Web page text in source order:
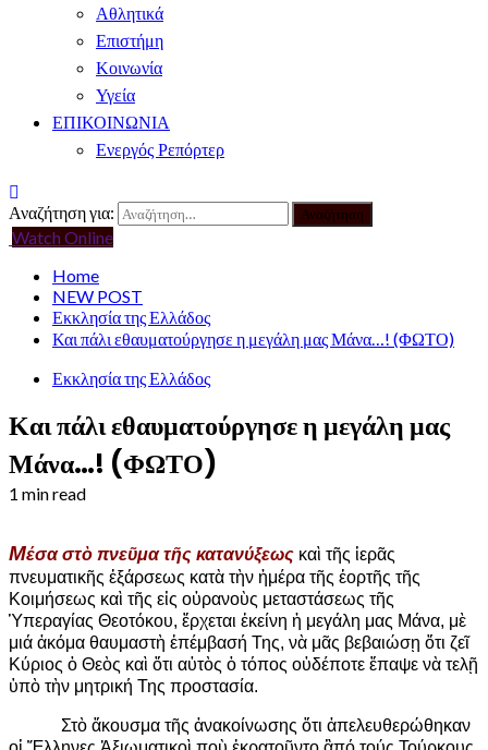
Αθλητικά
Επιστήμη
Κοινωνία
Υγεία
ΕΠΙΚΟΙΝΩΝΙΑ
Ενεργός Ρεπόρτερ
Αναζήτηση για:
Watch Online
Home
NEW POST
Εκκλησία της Ελλάδος
Και πάλι εθαυματούργησε η μεγάλη μας Μάνα…! (ΦΩΤΟ)
Εκκλησία της Ελλάδος
Και πάλι εθαυματούργησε η μεγάλη μας
Μάνα…! (ΦΩΤΟ)
1 min read
Μέσα στὸ πνεῦμα τῆς κατανύξεως καὶ τῆς ἱερᾶς
πνευματικῆς ἐξάρσεως κατὰ τὴν ἡμέρα τῆς ἑορτῆς τῆς
Κοιμήσεως καὶ τῆς εἰς οὐρανοὺς μεταστάσεως τῆς
Ὑπεραγίας Θεοτόκου, ἔρχεται ἐκείνη ἡ μεγάλη μας Μάνα, μὲ
μιά ἀκόμα θαυμαστὴ ἐπέμβασή Της, νὰ μᾶς βεβαιώσῃ ὅτι ζεῖ
Κύριος ὁ Θεὸς καὶ ὅτι αὐτὸς ὁ τόπος οὐδέποτε ἔπαψε νὰ τελῇ
ὑπὸ τὴν μητρική Της προστασία.
Στὸ ἄκουσμα τῆς ἀνακοίνωσης ὅτι ἀπελευθερώθηκαν